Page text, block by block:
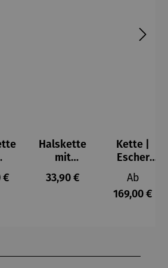
Preis:
€
Halskette
mit
Katzenanh
änger |
Regulärer Preis:
33,90 €
Kette |
Escher
Kugel
Ab
169,00 €